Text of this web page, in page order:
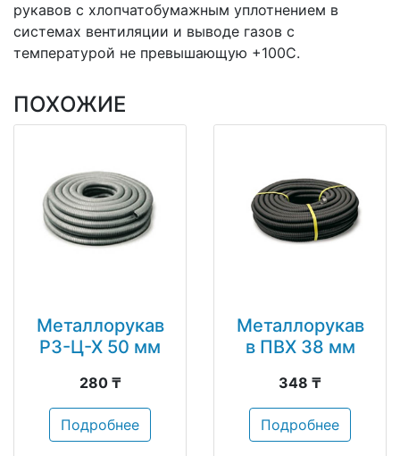
рукавов с хлопчатобумажным уплотнением в
системах вентиляции и выводе газов с
температурой не превышающую +100С.
ПОХОЖИЕ
Металлорукав
РЗ-Ц-Х 50 мм
280 ₸
Подробнее
Металлорукав
в ПВХ 38 мм
348 ₸
Подробнее